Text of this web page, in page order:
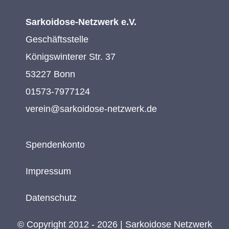
Sarkoidose-Netzwerk e.V.
Geschäftsstelle
Königswinterer Str. 37
53227 Bonn
01573-7977124
verein@sarkoidose-netzwerk.de
Spendenkonto
Impressum
Datenschutz
© Copyright 2012 - 2026 | Sarkoidose Netzwerk